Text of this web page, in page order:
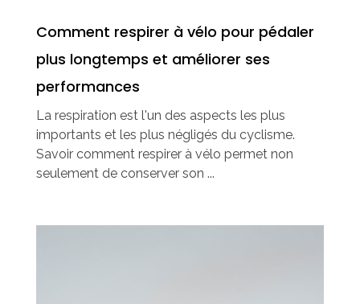
Comment respirer à vélo pour pédaler
plus longtemps et améliorer ses
performances
La respiration est l'un des aspects les plus
importants et les plus négligés du cyclisme.
Savoir comment respirer à vélo permet non
seulement de conserver son ...